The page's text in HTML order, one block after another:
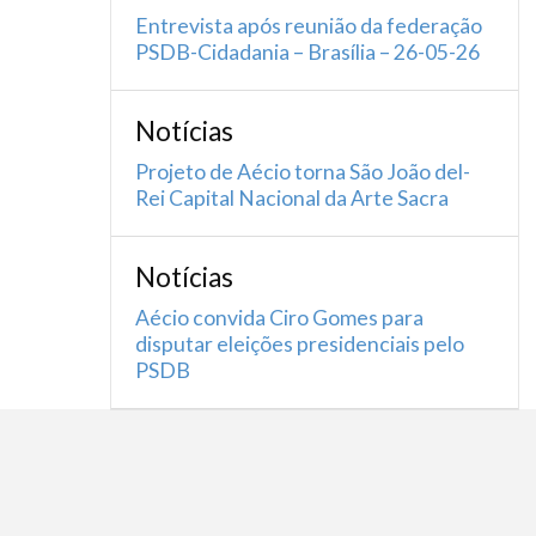
Entrevista após reunião da federação
PSDB-Cidadania – Brasília – 26-05-26
Notícias
Projeto de Aécio torna São João del-
Rei Capital Nacional da Arte Sacra
Notícias
Aécio convida Ciro Gomes para
disputar eleições presidenciais pelo
PSDB